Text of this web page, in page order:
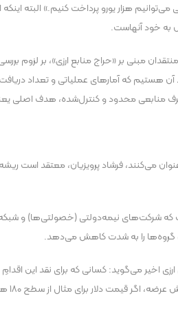
می‌توانیم هزار یورو پرداخت کنیم.»
به خود آنهاست.
مبنی بر «حراج منابع ارزی»، بر لزوم
آن هستیم که آمار‌های عملیاتی و تعداد
منابعی محدود و کنترل‌شده، هدف اصلی
می‌کنند، فرشاد پرویزیان، معتقد
که شرکت‌های نیمه‌دولتی (خصولتی‌ها) و
گروه‌ها را به شدت کاهش می‌دهد.
اخیر می‌گوید: کسانی که برای نقد این
۱۵۰ هزار تومان کاهش یابد، این گروه‌ها متحمل ضرر‌های میلیاردی خواهند شد.